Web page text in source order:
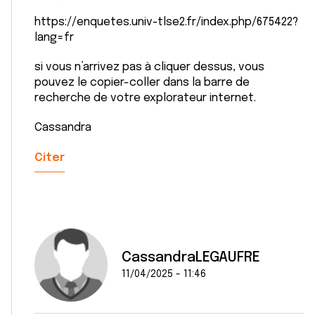
services.
https://enquetes.univ-tlse2.fr/index.php/675422?
lang=fr
si vous n’arrivez pas à cliquer dessus, vous
pouvez le copier-coller dans la barre de
recherche de votre explorateur internet.
Cassandra
Citer
CassandraLEGAUFRE
11/04/2025 - 11:46